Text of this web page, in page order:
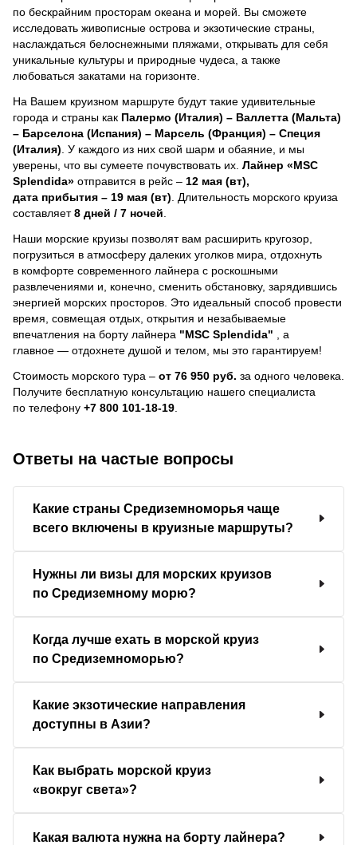
по бескрайним просторам океана и морей. Вы сможете
исследовать живописные острова и экзотические страны,
наслаждаться белоснежными пляжами, открывать для себя
уникальные культуры и природные чудеса, а также
любоваться закатами на горизонте.
На Вашем круизном маршруте будут такие удивительные
города и страны как Палермо (Италия) – Валлетта (Мальта)
– Барселона (Испания) – Марсель (Франция) – Специя
(Италия) . У каждого из них свой шарм и обаяние, и мы
уверены, что вы сумеете почувствовать их. Лайнер «MSC
Splendida» отправится в рейс – 12 мая (вт),
дата прибытия – 19 мая (вт) . Длительность морского круиза
составляет8 дней / 7 ночей
Наши морские круизы позволят вам расширить кругозор,
погрузиться в атмосферу далеких уголков мира, отдохнуть
в комфорте современного лайнера с роскошными
развлечениями и, конечно, сменить обстановку, зарядившись
энергией морских просторов. Это идеальный способ провести
время, совмещая отдых, открытия и незабываемые
впечатления на борту лайнера "MSC Splendida"
, a
главное — отдохнете душой и телом, мы это гарантируем!
Стоимость морского тура – от 76 950 руб. за одного человека.
Получите бесплатную консультацию нашего специалиста
по телефону +7 800 101-18-19
Ответы на частые вопросы
Какие страны Средиземноморья чаще
всего включены в круизные маршруты?
Нужны ли визы для морских круизов
по Средиземному морю?
Когда лучше ехать в морской круиз
по Средиземноморью?
Какие экзотические направления
доступны в Азии?
Как выбрать морской круиз
«вокруг света»?
Какая валюта нужна на борту лайнера?